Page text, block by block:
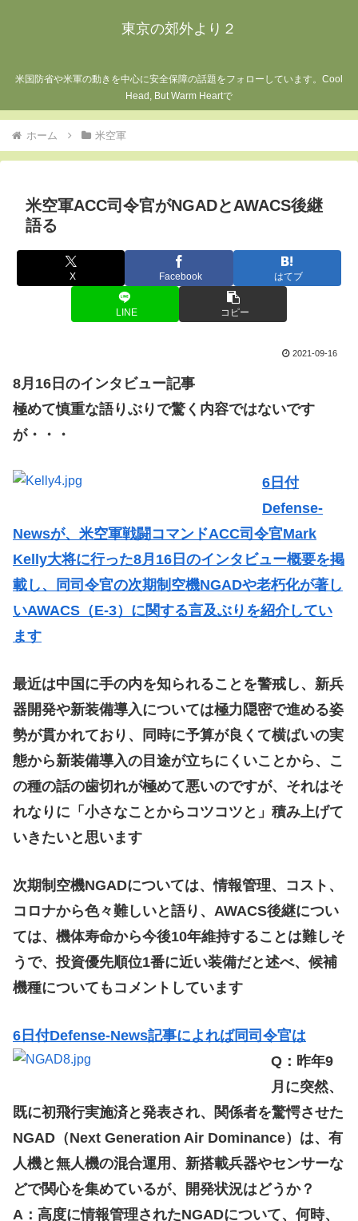
東京の郊外より２
米国防省や米軍の動きを中心に安全保障の話題をフォローしています。Cool
Head, But Warm Heartで
ホーム 米空軍
米空軍ACC司令官がNGADとAWACS後継
語る
X Facebook はてブ
LINE コピー
2021-09-16
8月16日のインタビュー記事
極めて慎重な語りぶりで驚く内容ではないです
が・・・
6日付
Defense-
Newsが、米空軍戦闘コマンドACC司令官Mark
Kelly大将に行った8月16日のインタビュー概要を掲
載し、同司令官の次期制空機NGADや老朽化が著し
いAWACS（E-3）に関する言及ぶりを紹介してい
ます
最近は中国に手の内を知られることを警戒し、新兵
器開発や新装備導入については極力隠密で進める姿
勢が貫かれており、同時に予算が良くて横ばいの実
態から新装備導入の目途が立ちにくいことから、こ
の種の話の歯切れが極めて悪いのですが、それはそ
れなりに「小さなことからコツコツと」積み上げて
いきたいと思います
次期制空機NGADについては、情報管理、コスト、
コロナから色々難しいと語り、AWACS後継につい
ては、機体寿命から今後10年維持することは難しそ
うで、投資優先順位1番に近い装備だと述べ、候補
機種についてもコメントしています
6日付Defense-News記事によれば同司令官は
Q：昨年9
月に突然、
既に初飛行実施済と発表され、関係者を驚愕させた
NGAD（Next Generation Air Dominance）は、有
人機と無人機の混合運用、新搭載兵器やセンサーな
どで関心を集めているが、開発状況はどうか？
A：高度に情報管理されたNGADについて、何時、